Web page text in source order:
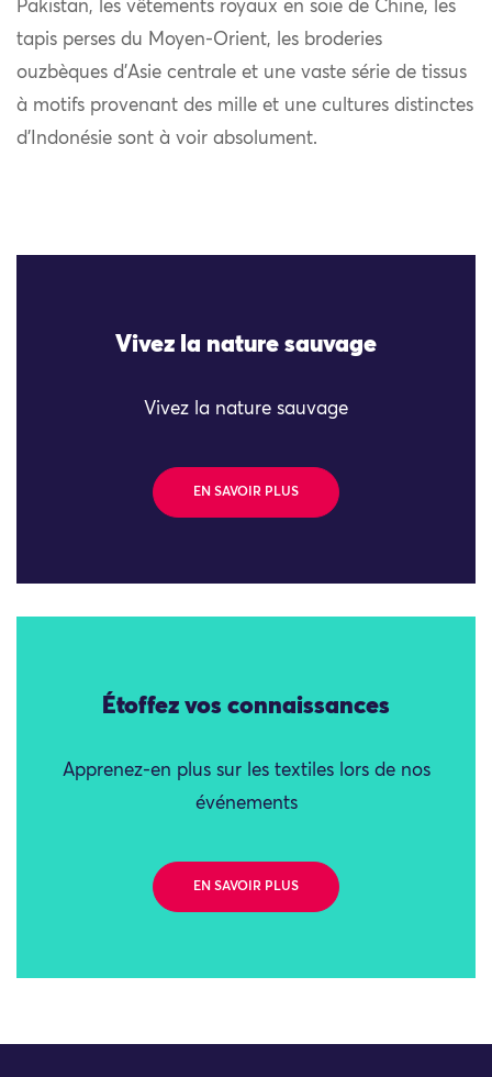
Pakistan, les vêtements royaux en soie de Chine, les
tapis perses du Moyen-Orient, les broderies
ouzbèques d’Asie centrale et une vaste série de tissus
à motifs provenant des mille et une cultures distinctes
d’Indonésie sont à voir absolument.
Vivez la nature sauvage
Vivez la nature sauvage
EN SAVOIR PLUS
Étoffez vos connaissances
Apprenez-en plus sur les textiles lors de nos
événements
EN SAVOIR PLUS